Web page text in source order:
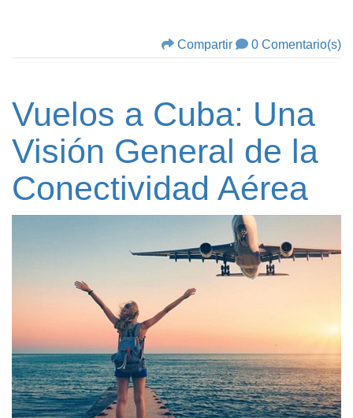
Compartir 0 Comentario(s)
Vuelos a Cuba: Una
Visión General de la
Conectividad Aérea